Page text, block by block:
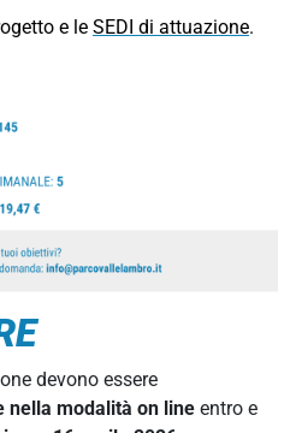
e le SEDI di attuazione.
devono essere
nella modalità on line entro e